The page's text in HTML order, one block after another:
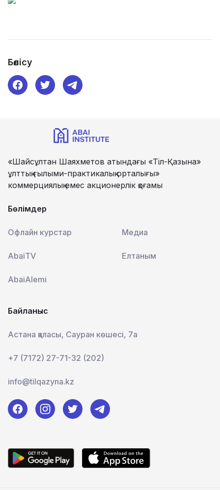
Бөлісу
«Шайсұлтан Шаяхметов атындағы «Тіл-Қазына»
ұлттық ғылыми-практикалық орталығы»
коммерциялық емес акционерлік қоғамы
Бөлімдер
Офлайн курстар Медиа
AbaiTV Елтаным
AbaiAlemi
Байланыс
Астана қаласы, Сауран көшесі, 7а
+7 (7172) 27-71-32 (202)
info@tilqazyna.kz